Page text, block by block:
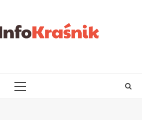
PRIMARY